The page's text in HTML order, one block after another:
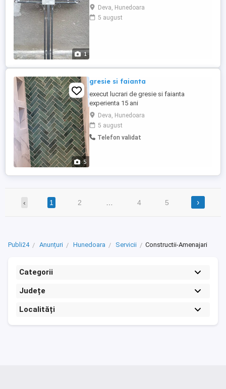
1
asigura si montare contra cost. Preturile
sant in functie de modelul crucii, incepand
de la 300 lei.
Deva, Hunedoara
5 august
5
gresie si faianta
execut lucrari de gresie si faianta
experienta 15 ani
Deva, Hunedoara
5 august
Telefon validat
‹ 1 2 4 5 ›
Publi24 Anunțuri Hunedoara Servicii Constructii-Amenajari
Categorii
Județe
Localități